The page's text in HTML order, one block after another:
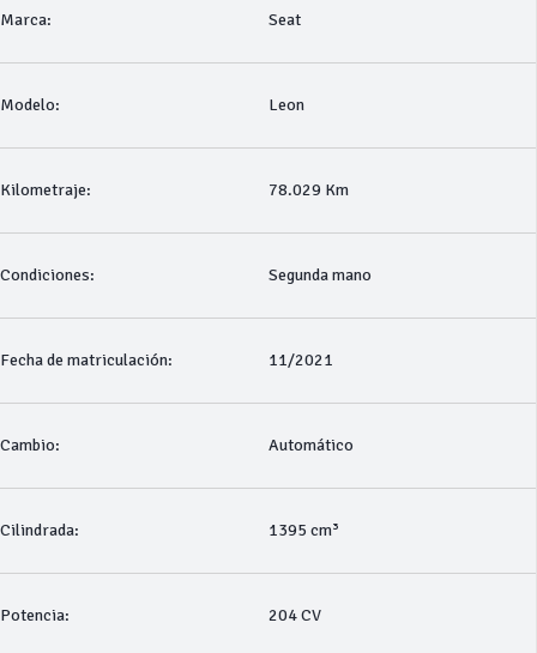
Marca: Seat
Modelo: Leon
Kilometraje: 78.029 Km
Condiciones: Segunda mano
Fecha de matriculación: 11/2021
Cambio: Automático
Cilindrada: 1395 cm³
Potencia: 204 CV